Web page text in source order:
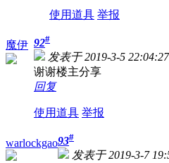
使用道具 举报
魔伊 92#
发表于 2019-3-5 22:04:27
谢谢楼主分享
回复
使用道具 举报
warlockgao93#
发表于 2019-3-7